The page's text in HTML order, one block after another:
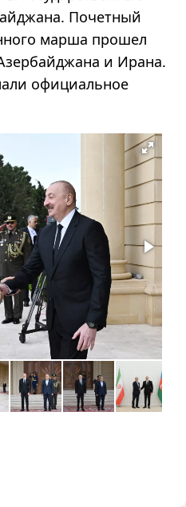
Почетный
марша прошел
и Ирана.
официальное